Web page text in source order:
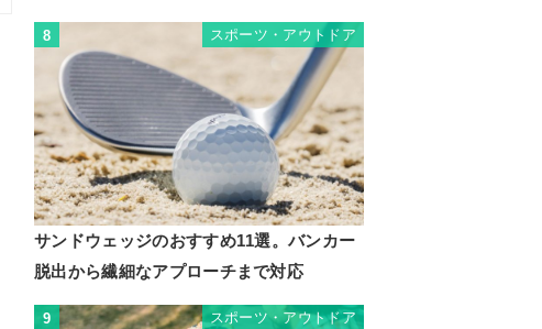
8 スポーツ・アウトドア
サンドウェッジのおすすめ11選。バンカー
脱出から繊細なアプローチまで対応
9 スポーツ・アウトドア